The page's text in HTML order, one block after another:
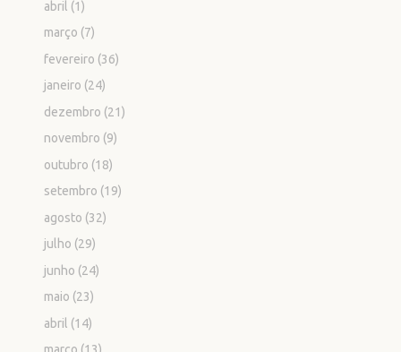
abril (1)
março (7)
fevereiro (36)
janeiro (24)
dezembro (21)
novembro (9)
outubro (18)
setembro (19)
agosto (32)
julho (29)
junho (24)
maio (23)
abril (14)